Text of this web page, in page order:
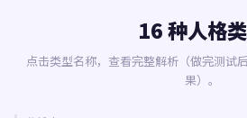
16 种人格
点击类型名称，查看完整解析（做完测试
果）。